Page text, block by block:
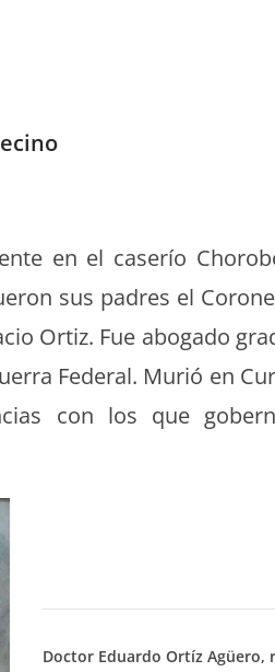
en el caserío
sus padres el
Ortiz. Fue abo­ga­do
Fed­er­al. Murió en
con los que
Doc­tor Eduar­do Ortíz Agüero,